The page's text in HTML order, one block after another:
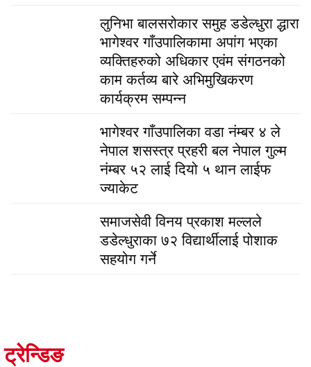
लुनिभा बालसरोकार समुह डडेल्धुरा द्धारा
भागेश्वर गाँउपालिकामा अपांग भएका
व्यक्तिहरुको अधिकार एवंम संगठनको
काम कर्तव्य बारे अभिमुखिकरण
कार्यक्रम सम्पन्न
भागेश्वर गाँउपालिका वडा नंम्बर ४ ले
नेपाल शसस्त्र प्रहरी बल नेपाल गुल्म
नंम्बर ५२ लाई दियो ५ थान लाईफ
ज्याकेट
समाजसेवी विनय प्रकाश मल्लले
डडेल्धुराका ७२ विद्यार्थीलाई पोशाक
सहयोग गर्ने
ट्रेन्डिङ